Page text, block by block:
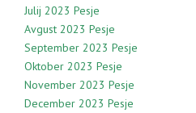
Julij 2023 Pesje
Avgust 2023 Pesje
September 2023 Pesje
Oktober 2023 Pesje
November 2023 Pesje
December 2023 Pesje